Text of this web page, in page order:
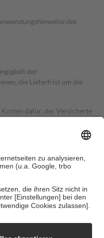
des
der
die Lieferfrist um die
dafür, der Versicherte
Kosten der Leistung
handelt. Mehr